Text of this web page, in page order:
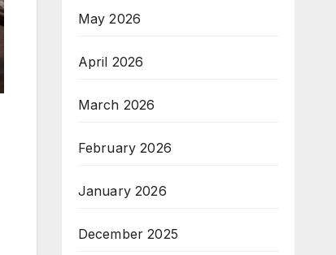
May 2026
April 2026
March 2026
February 2026
January 2026
December 2025